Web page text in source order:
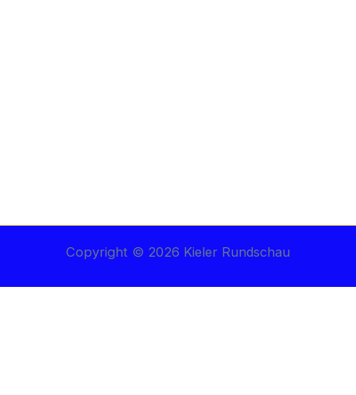
Copyright © 2026 Kieler Rundschau